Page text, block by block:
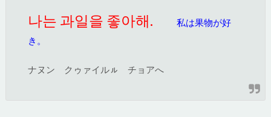
나는 과일을 좋아해.
私は果物が好
き。
ナヌン クゥァイルㇽ チョアへ